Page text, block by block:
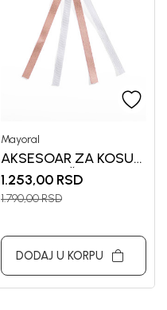
Mayoral
AKSESOAR ZA KOSU
ZA DEVOJČICE
MAYORAL
1.253,00 RSD
1.790,00RSD
DODAJ U KORPU